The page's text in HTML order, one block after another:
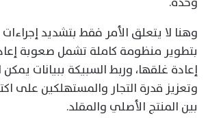
وهنا لا يتعلق الأمر فقط بتشديد إجراءات
بتطوير منظومة كاملة تشمل صعوبة
إعادة غلقها، وربط السبيكة ببيانات
وتعزيز قدرة التجار والمستهلكين على
بين المنتج الأصلي والمقلد.